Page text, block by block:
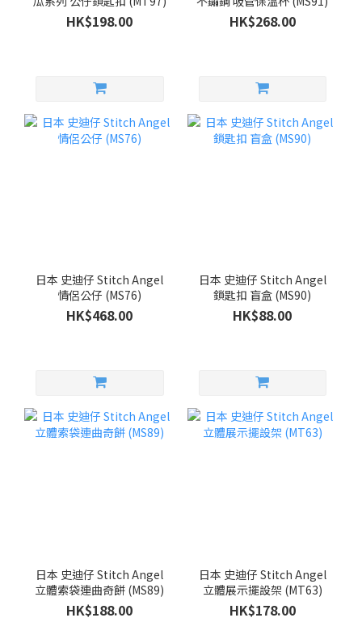
HK$198.00 HK$268.00
日本 史迪仔 Stitch Angel
情侶公仔 (MS76)
HK$468.00
日本 史迪仔 Stitch Angel
鎖匙扣 盲盒 (MS90)
HK$88.00
日本 史迪仔 Stitch Angel
立體索袋連曲奇餅 (MS89)
HK$188.00
日本 史迪仔 Stitch Angel
立體展示擺設架 (MT63)
HK$178.00